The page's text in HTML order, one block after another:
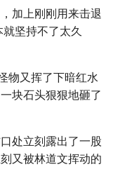
加上刚刚用来击退
坚持不了太久
物又挥了下暗红水
块石头狠狠地砸了
处立刻露出了一股
又被林道文挥动的